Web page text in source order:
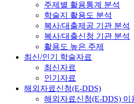
주제별 활용통계 분석
학술지 활용도 분석
복사/대출제공 기관 분석
복사/대출신청 기관 분석
활용도 높은 주제
최신/인기 학술자료
최신자료
인기자료
해외자료신청(E-DDS)
해외자료신청(E-DDS) 이